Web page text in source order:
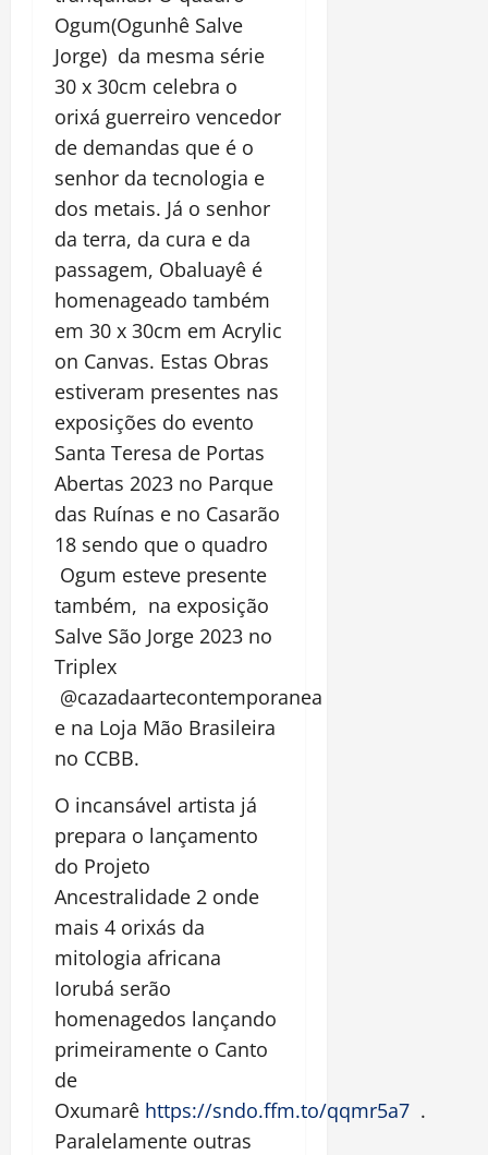
Ogum(Ogunhê Salve
Jorge) da mesma série
30 x 30cm celebra o
orixá guerreiro vencedor
de demandas que é o
senhor da tecnologia e
dos metais. Já o senhor
da terra, da cura e da
passagem, Obaluayê é
homenageado também
em 30 x 30cm em Acrylic
on Canvas. Estas Obras
estiveram presentes nas
exposições do evento
Santa Teresa de Portas
Abertas 2023 no Parque
das Ruínas e no Casarão
18 sendo que o quadro
Ogum esteve presente
também, na exposição
Salve São Jorge 2023 no
Triplex
@cazadaartecontemporanea
e na Loja Mão Brasileira
no CCBB.
O incansável artista já
prepara o lançamento
do Projeto
Ancestralidade 2 onde
mais 4 orixás da
mitologia africana
Iorubá serão
homenagedos lançando
primeiramente o Canto
de
Oxumarê https://sndo.ffm.to/qqmr5a7 .
Paralelamente outras